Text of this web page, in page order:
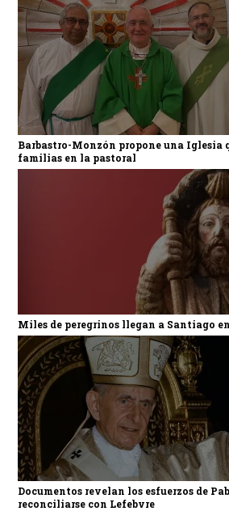
Barbastro-Monzón propone una Iglesia
familias en la pastoral
Miles de peregrinos llegan a Santiago
Documentos revelan los esfuerzos de
reconciliarse con Lefebvre